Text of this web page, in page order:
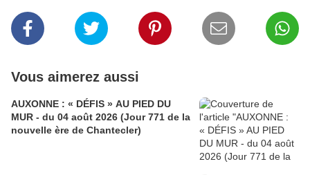
Vous aimerez aussi
AUXONNE : « DÉFIS » AU PIED DU
MUR - du 04 août 2026 (Jour 771 de la
nouvelle ère de Chantecler)